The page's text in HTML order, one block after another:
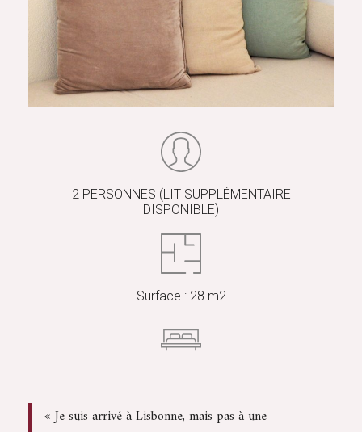
2 PERSONNES (LIT SUPPLÉMENTAIRE
DISPONIBLE)
Surface : 28 m2
« Je suis arrivé à Lisbonne, mais pas à une